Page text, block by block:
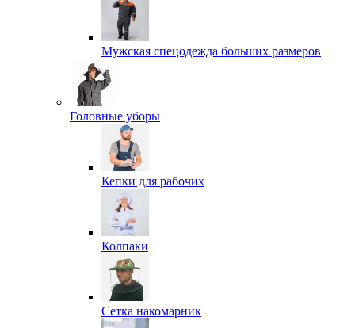
Мужская спецодежда больших размеров
Головные уборы
Кепки для рабочих
Колпаки
Сетка накомарник